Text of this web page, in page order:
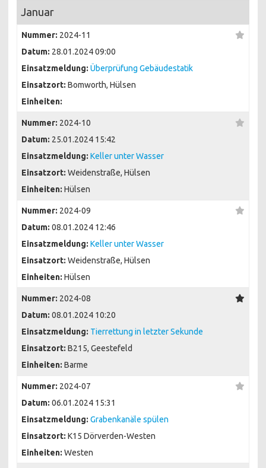
Januar
Nummer: 2024-11
Datum: 28.01.2024 09:00
Einsatzmeldung: Überprüfung Gebäudestatik
Einsatzort: Bomworth, Hülsen
Einheiten:
Nummer: 2024-10
Datum: 25.01.2024 15:42
Einsatzmeldung: Keller unter Wasser
Einsatzort: Weidenstraße, Hülsen
Einheiten: Hülsen
Nummer: 2024-09
Datum: 08.01.2024 12:46
Einsatzmeldung: Keller unter Wasser
Einsatzort: Weidenstraße, Hülsen
Einheiten: Hülsen
Nummer: 2024-08
Datum: 08.01.2024 10:20
Einsatzmeldung: Tierrettung in letzter Sekunde
Einsatzort: B215, Geestefeld
Einheiten: Barme
Nummer: 2024-07
Datum: 06.01.2024 15:31
Einsatzmeldung: Grabenkanäle spülen
Einsatzort: K15 Dörverden-Westen
Einheiten: Westen